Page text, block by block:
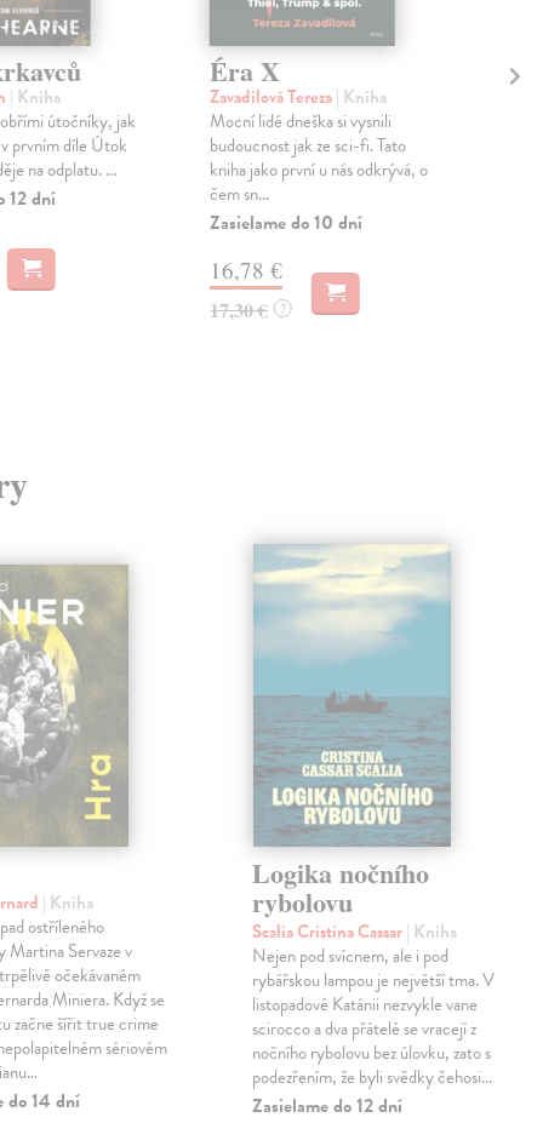
| Kniha
útočníky, jak
prvním díle Útok
na odplatu. ...
12 dní
Éra X
Zavadilová Tereza| Kniha
Mocní lidé dneška si vysnili
budoucnost jak ze sci-fi. Tato
kniha jako první u nás odkrývá, o
čem sn...
Zasielame do 10 dní
16,78 €
17,30 € ?
| Kniha
ostříleného
Martina Servaze v
očekávaném
Miniera. Když se
začne šířit true crime
sériovém
do 14 dní
Logika nočního
rybolovu
Scalia Cristina Cassar| Kniha
Nejen pod svícnem, ale i pod
rybářskou lampou je největší tma. V
listopadové Katánii nezvykle vane
scirocco a dva přátelé se vracejí z
nočního rybolovu bez úlovku, zato s
podezřením, že byli svědky čehosi…
Zasielame do 12 dní